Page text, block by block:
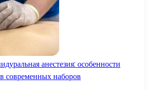
анестезия: особенности
современных наборов